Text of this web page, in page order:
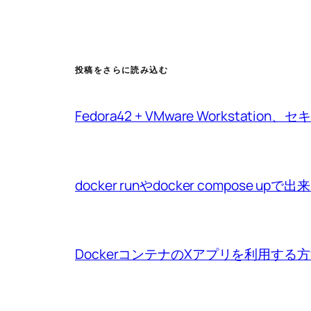
投稿をさらに読み込む
Fedora42 + VMware Workstation、セ
docker runやdocker compose upで出
DockerコンテナのXアプリを利用する